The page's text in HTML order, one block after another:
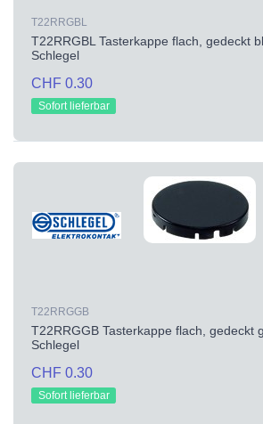
T22RRGBL
T22RRGBL Tasterkappe flach, gedeckt
Schlegel
CHF 0.30
Sofort lieferbar
T22RRGGB
T22RRGGB Tasterkappe flach, gedeckt
Schlegel
CHF 0.30
Sofort lieferbar